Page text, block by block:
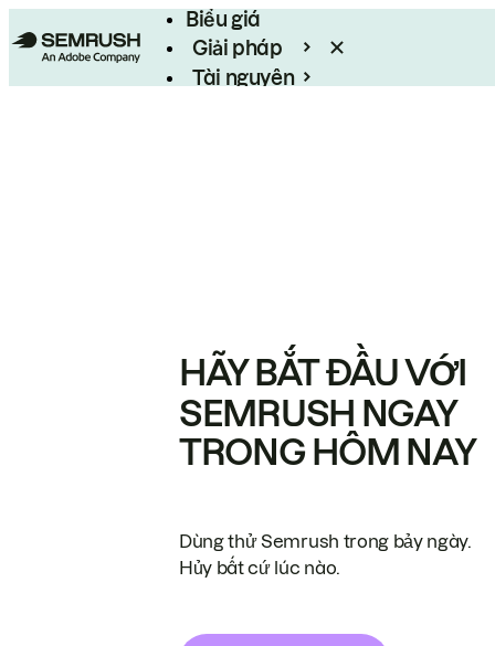
Biểu giá
Giải pháp
Tài nguyên
HÃY BẮT ĐẦU VỚI
SEMRUSH NGAY
TRONG HÔM NAY
Dùng thử Semrush trong bảy ngày.
Hủy bất cứ lúc nào.